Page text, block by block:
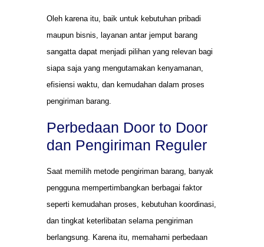
Oleh karena itu, baik untuk kebutuhan pribadi
maupun bisnis, layanan antar jemput barang
sangatta dapat menjadi pilihan yang relevan bagi
siapa saja yang mengutamakan kenyamanan,
efisiensi waktu, dan kemudahan dalam proses
pengiriman barang.
Perbedaan Door to Door
dan Pengiriman Reguler
Saat memilih metode pengiriman barang, banyak
pengguna mempertimbangkan berbagai faktor
seperti kemudahan proses, kebutuhan koordinasi,
dan tingkat keterlibatan selama pengiriman
berlangsung. Karena itu, memahami perbedaan